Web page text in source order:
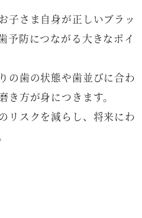
子さま自身が正しいブラッ
予防につながる大きなポイ
の歯の状態や歯並びに合わ
方が身につきます。
リスクを減らし、将来にわ